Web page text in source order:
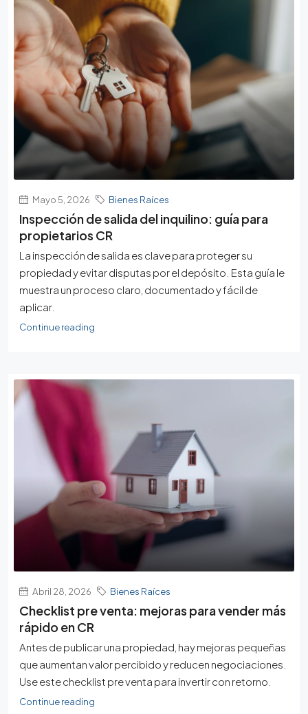
Mayo 5, 2026 Bienes Raíces
Inspección de salida del inquilino: guía para
propietarios CR
La inspección de salida es clave para proteger su
propiedad y evitar disputas por el depósito. Esta guía le
muestra un proceso claro, documentado y fácil de
aplicar.
Continue reading
Abril 28, 2026 Bienes Raíces
Checklist pre venta: mejoras para vender más
rápido en CR
Antes de publicar una propiedad, hay mejoras pequeñas
que aumentan valor percibido y reducen negociaciones.
Use este checklist pre venta para invertir con retorno.
Continue reading